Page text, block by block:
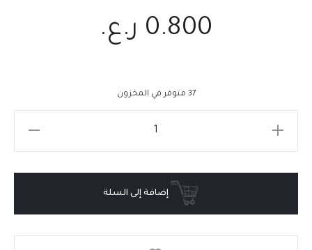
0.800 ر.ع.
37 متوفر في المخزون